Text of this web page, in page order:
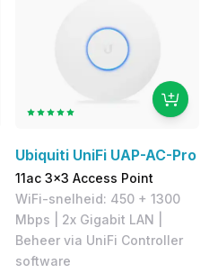
Ubiquiti UniFi UAP-AC-Pro
11ac 3x3 Access Point
WiFi-snelheid: 450 + 1300
Mbps | 2x Gigabit LAN |
Beheer via UniFi Controller
software